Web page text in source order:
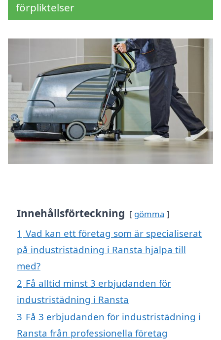
förpliktelser
Innehållsförteckning gömma
1 Vad kan ett företag som är specialiserat
på industristädning i Ransta hjälpa till
med?
2 Få alltid minst 3 erbjudanden för
industristädning i Ransta
3 Få 3 erbjudanden för industristädning i
Ransta från professionella företag